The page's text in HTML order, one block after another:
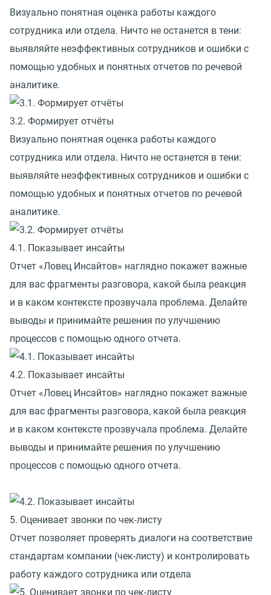
Визуально понятная оценка работы каждого
сотрудника или отдела. Ничто не останется в тени:
выявляйте неэффективных сотрудников и ошибки с
помощью удобных и понятных отчетов по речевой
аналитике.
3.2. Формирует отчёты
Визуально понятная оценка работы каждого
сотрудника или отдела. Ничто не останется в тени:
выявляйте неэффективных сотрудников и ошибки с
помощью удобных и понятных отчетов по речевой
аналитике.
4.1. Показывает инсайты
Отчет «Ловец Инсайтов» наглядно покажет важные
для вас фрагменты разговора, какой была реакция
и в каком контексте прозвучала проблема. Делайте
выводы и принимайте решения по улучшению
процессов с помощью одного отчета.
4.2. Показывает инсайты
Отчет «Ловец Инсайтов» наглядно покажет важные
для вас фрагменты разговора, какой была реакция
и в каком контексте прозвучала проблема. Делайте
выводы и принимайте решения по улучшению
процессов с помощью одного отчета.
5. Оценивает звонки по чек-листу
Отчет позволяет проверять диалоги на соответствие
стандартам компании (чек-листу) и контролировать
работу каждого сотрудника или отдела